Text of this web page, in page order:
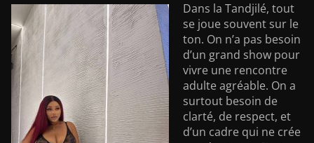
Dans la Tandjilé, tout
se joue souvent sur le
ton. On n’a pas besoin
d’un grand show pour
vivre une rencontre
adulte agréable. On a
surtout besoin de
clarté, de respect, et
d’un cadre qui ne crée